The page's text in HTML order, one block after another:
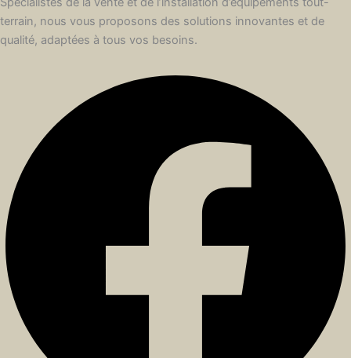
terrain, nous vous proposons des solutions innovantes et de
qualité, adaptées à tous vos besoins.